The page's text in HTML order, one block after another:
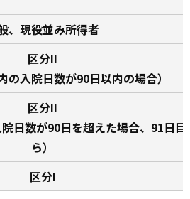
、現役並み所得者
区分II
の入院日数が90日以内の場合）
区分II
院日数が90日を超えた場合、91日目
ら）
区分I